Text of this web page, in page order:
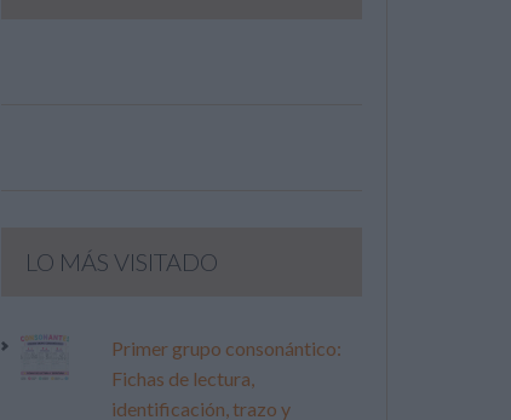
LO MÁS VISITADO
Primer grupo consonántico:
Fichas de lectura,
identificación, trazo y